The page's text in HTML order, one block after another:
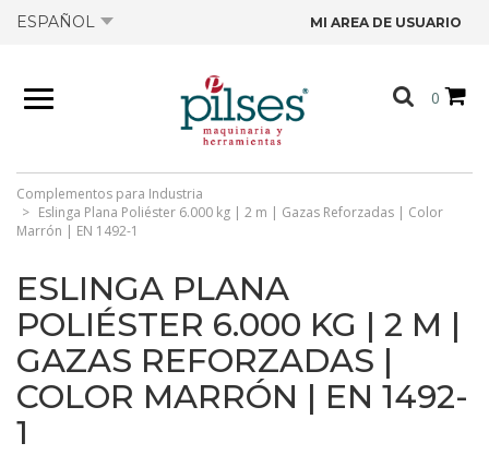
ESPAÑOL MI AREA DE USUARIO
0
PRODUCTOS
TIENDA
CATÁLOGOS
CONTACTO
Complementos para Industria
Eslinga Plana Poliéster 6.000 kg | 2 m | Gazas Reforzadas | Color
Marrón | EN 1492-1
ESLINGA PLANA
POLIÉSTER 6.000 KG | 2 M |
GAZAS REFORZADAS |
COLOR MARRÓN | EN 1492-
1